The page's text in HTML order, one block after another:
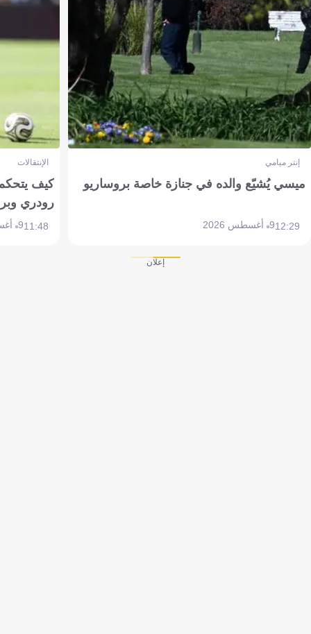
إنتر ميامي
ميسي يُشيّع والده في جنازة خاصة بروساريو
12:299 أغسطس 2026
الإنتقالات
كيف
رودري
11:489 أغسطس 2026
إعلان